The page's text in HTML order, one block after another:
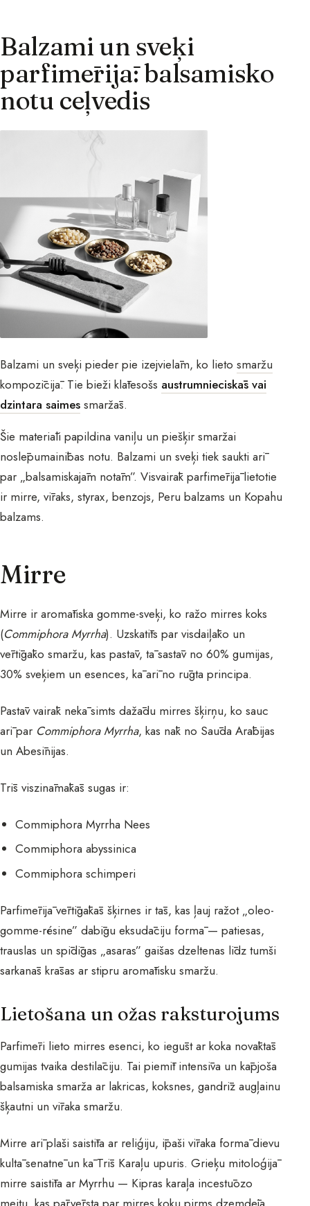
Balzami un sveķi
parfimērijā: balsamisko
notu ceļvedis
Balzami un sveķi pieder pie izejvielām, ko lieto smaržu
kompozīcijā. Tie bieži klātesošs austrumnieciskās vai
dzintara saimes smaržās.
Šie materiāli papildina vaniļu un piešķir smaržai
noslēpumainības notu. Balzami un sveķi tiek saukti arī
par „balsamiskajām notām”. Visvairāk parfimērijā lietotie
ir mirre, vīraks, styrax, benzojs, Peru balzams un Kopahu
balzams.
Mirre
Mirre ir aromātiska gomme-sveķi, ko ražo mirres koks
(Commiphora Myrrha). Uzskatīts par visdaiļāko un
vērtīgāko smaržu, kas pastāv, tā sastāv no 60% gumijas,
30% sveķiem un esences, kā arī no rūgta principa.
Pastāv vairāk nekā simts dažādu mirres šķirņu, ko sauc
arī par Commiphora Myrrha, kas nāk no Saūda Arābijas
un Abesīnijas.
Trīs viszināmākās sugas ir:
Commiphora Myrrha Nees
Commiphora abyssinica
Commiphora schimperi
Parfimērijā vērtīgākās šķirnes ir tās, kas ļauj ražot „oleo-
gomme-résine” dabīgu eksudāciju formā — patiesas,
trauslas un spīdīgas „asaras” gaišas dzeltenas līdz tumši
sarkanās krāsas ar stipru aromātisku smaržu.
Lietošana un ožas raksturojums
Parfimēri lieto mirres esenci, ko iegūst ar koka novāktās
gumijas tvaika destilāciju. Tai piemīt intensīva un kāpjoša
balsamiska smarža ar lakricas, koksnes, gandrīz augļainu
šķautni un vīraka smaržu.
Mirre arī plaši saistīta ar reliģiju, īpaši vīraka formā dievu
kultā senatnē un kā Trīs Karaļu upuris. Grieķu mitoloģijā
mirre saistīta ar Myrrhu — Kipras karaļa incestūozo